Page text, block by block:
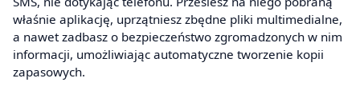
właśnie aplikację, uprzątniesz zbędne pliki multimedialne,
a nawet zadbasz o bezpieczeństwo zgromadzonych w nim
informacji, umożliwiając automatyczne tworzenie kopii
zapasowych.